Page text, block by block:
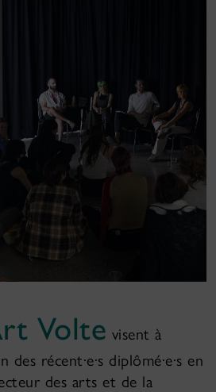
Volte visent à
récent·e·s diplômé·e·s en
des arts et de la